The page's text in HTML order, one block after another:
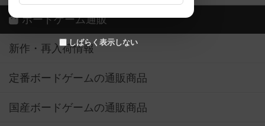
しばらく表示しない
ボードゲーム通販
新作・再入荷情報
定番ボードゲームの通販商品
国産ボードゲームの通販商品